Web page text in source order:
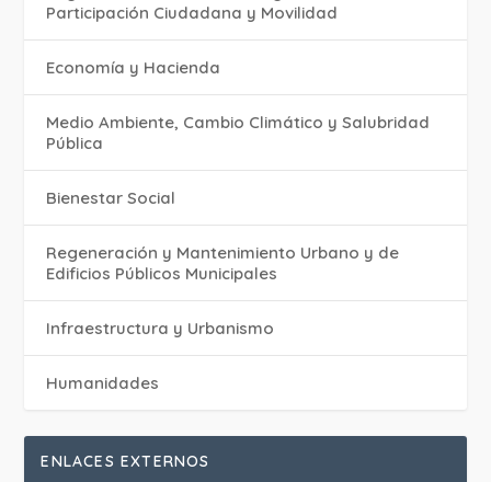
Participación Ciudadana y Movilidad
Economía y Hacienda
Medio Ambiente, Cambio Climático y Salubridad
Pública
Bienestar Social
Regeneración y Mantenimiento Urbano y de
Edificios Públicos Municipales
Infraestructura y Urbanismo
Humanidades
ENLACES EXTERNOS